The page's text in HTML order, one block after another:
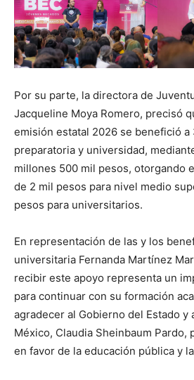
Por su parte, la directora de
Jacqueline Moya Romero, precisó
emisión estatal 2026 se benefició
preparatoria y universidad,
millones 500 mil pesos, otorgando
de 2 mil pesos para nivel medio
pesos para universitarios.
En representación de las y los
universitaria Fernanda Martínez
recibir este apoyo representa un
para continuar con su formación
agradecer al Gobierno del Estado y
México, Claudia Sheinbaum Pardo,
en favor de la educación pública y